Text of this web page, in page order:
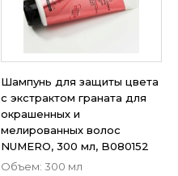
Шампунь для защиты цвета
с экстрактом граната для
окрашенных и
мелированных волос
NUMERO, 300 мл, B080152
Объем: 300 мл